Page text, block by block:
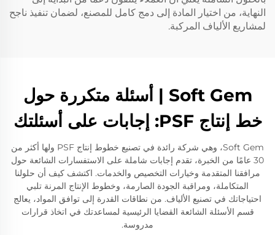
النهاية، من اختيار المادة إلى دمج كامل للمصنع، لضمان تنفيذ ناجح
لمشاريع الألياف المركبة.
Soft Gem | أسئلة متكررة حول
خط إنتاج PSF: إجابات على أسئلتك
Soft Gem، وهي شركة رائدة في تصنيع خطوط إنتاج PSF ولها أكثر من
30 عامًا من الخبرة، تقدم إجابات شاملة على الاستفسارات الشائعة حول
مرافقنا المتقدمة وخيارات التخصيص والخدمات. اكتشف كيف أن حلولنا
المتكاملة، ومراقبة الجودة الصارمة، وخطوط الإنتاج المرنة تلبي
احتياجاتك في تصنيع الألياف. من نطاقات القدرة إلى توافق المواد، يعالج
قسم الأسئلة الشائعة القضايا الرئيسية لمساعدتك في اتخاذ قرارات
مدروسة.